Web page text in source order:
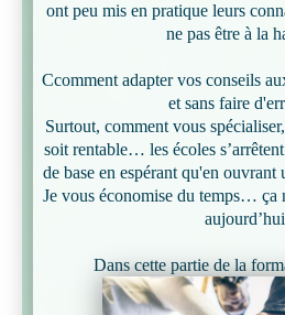
ont peu mis en pratique leurs
ne pas être à la
Ccomment adapter vos conseils
et sans faire
Surtout, comment vous
soit rentable… les écoles
de base en espérant qu'en
Je vous économise du temps…
Dans cette partie de la